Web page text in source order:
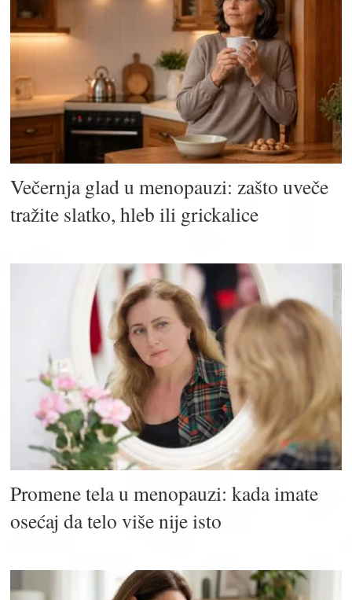
Večernja glad u menopauzi: zašto uveče
tražite slatko, hleb ili grickalice
Promene tela u menopauzi: kada imate
osećaj da telo više nije isto